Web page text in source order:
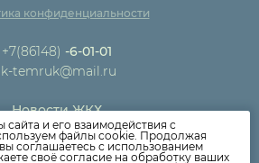
конфиденциальности
+7(86148) -6-01-01
temruk@mail.ru
Новости ЖКХ
компании
Как оплатить
и его взаимодействия с
файлы cookie. Продолжая
соглашаетесь с использованием
своё согласие на обработку ваших